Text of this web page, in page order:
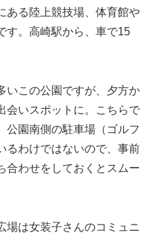
ある陸上競技場、体育館や
す。高崎駅から、車で15
いこの公園ですが、夕方か
会いスポットに。こちらで
公園南側の駐車場（ゴルフ
るわけではないので、事前
合わせをしておくとスムー
場は女装子さんのコミュニ